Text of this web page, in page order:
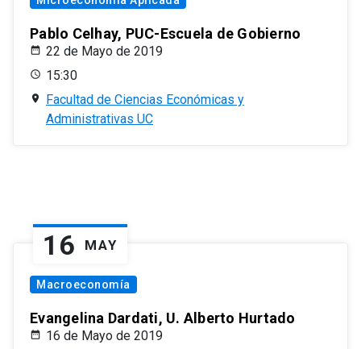
Pablo Celhay, PUC-Escuela de Gobierno
22 de Mayo de 2019
15:30
Facultad de Ciencias Económicas y
Administrativas UC
16 MAY
Macroeconomía
Evangelina Dardati, U. Alberto Hurtado
16 de Mayo de 2019